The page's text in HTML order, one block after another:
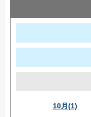
10月(1)